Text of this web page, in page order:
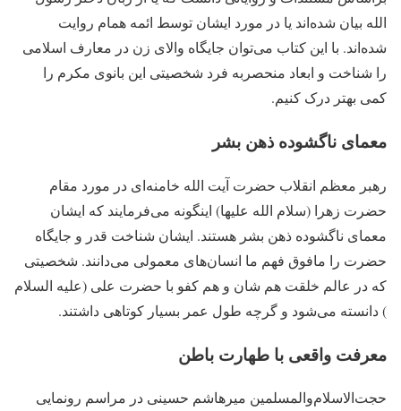
الله بیان شده‌اند یا در مورد ایشان توسط ائمه همام روایت
شده‌اند. با این کتاب می‌توان جایگاه والای زن در معارف اسلامی
را شناخت و ابعاد منحصربه فرد شخصیتی این بانوی مکرم را
کمی بهتر درک کنیم.
معمای ناگشوده ذهن بشر
رهبر معظم انقلاب حضرت آیت الله خامنه‌ای در مورد مقام
حضرت زهرا (سلام الله علیها) اینگونه می‌فرمایند که ایشان
معمای ناگشوده ذهن بشر هستند. ایشان شناخت قدر و جایگاه
حضرت را مافوق فهم ما انسان‌های معمولی می‌دانند. شخصیتی
که در عالم خلقت هم شان و هم کفو با حضرت علی (علیه السلام
) دانسته می‌شود و گرچه طول عمر بسیار کوتاهی داشتند.
معرفت واقعی با طهارت باطن
حجت‌الاسلام‌والمسلمین میرهاشم حسینی در مراسم رونمایی